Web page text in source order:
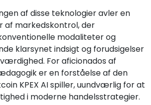
af disse teknologier avler en
af markedskontrol, der
modaliteter og
klarsynet indsigt og forudsigelser
For aficionados af
er en forståelse af den
KPEX AI spiller, uundværlig for at
i moderne handelsstrategier.